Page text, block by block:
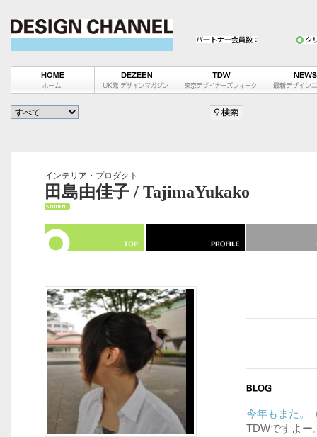
インテリア・プロダクト
田島由佳子 / TajimaYukako
今年もまた。
TDWですよー